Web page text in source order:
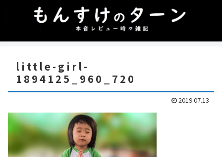
little-girl-
1894125_960_720
2019.07.13